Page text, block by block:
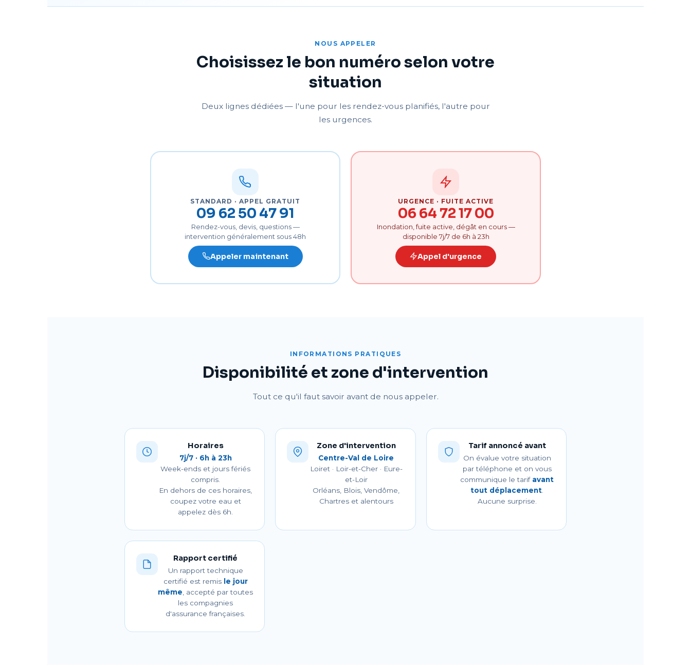
NOUS APPELER
Choisissez le bon numéro selon votre
situation
Deux lignes dédiées — l'une pour les rendez-vous planifiés, l'autre pour
les urgences.
STANDARD · APPEL GRATUIT
09 62 50 47 91
Rendez-vous, devis, questions —
intervention généralement sous 48h
Appeler maintenant
URGENCE · FUITE ACTIVE
06 64 72 17 00
Inondation, fuite active, dégât en cours —
disponible 7j/7 de 6h à 23h
Appel d'urgence
INFORMATIONS PRATIQUES
Disponibilité et zone d'intervention
Tout ce qu'il faut savoir avant de nous appeler.
Horaires
7j/7 · 6h à 23h
Week-ends et jours fériés
compris.
En dehors de ces horaires,
coupez votre eau et
appelez dès 6h.
Zone d'intervention
Centre-Val de Loire
Loiret · Loir-et-Cher · Eure-
et-Loir
Orléans, Blois, Vendôme,
Chartres et alentours
Tarif annoncé avant
On évalue votre situation
par téléphone et on vous
communique le tarif avant
tout déplacement
Aucune surprise.
Rapport certifié
Un rapport technique
certifié est remis le jour
même , accepté par toutes
les compagnies
d'assurance françaises.